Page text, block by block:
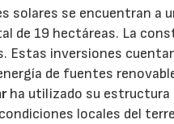
solares se encuentran a
de 19 hectáreas. La
Estas inversiones
de fuentes
ha utilizado su estructura
locales del